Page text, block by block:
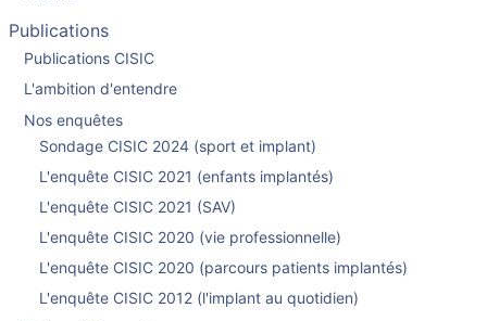
Publications
Publications CISIC
L'ambition d'entendre
Nos enquêtes
Sondage CISIC 2024 (sport et implant)
L'enquête CISIC 2021 (enfants implantés)
L'enquête CISIC 2021 (SAV)
L'enquête CISIC 2020 (vie professionnelle)
L'enquête CISIC 2020 (parcours patients implantés)
L'enquête CISIC 2012 (l'implant au quotidien)